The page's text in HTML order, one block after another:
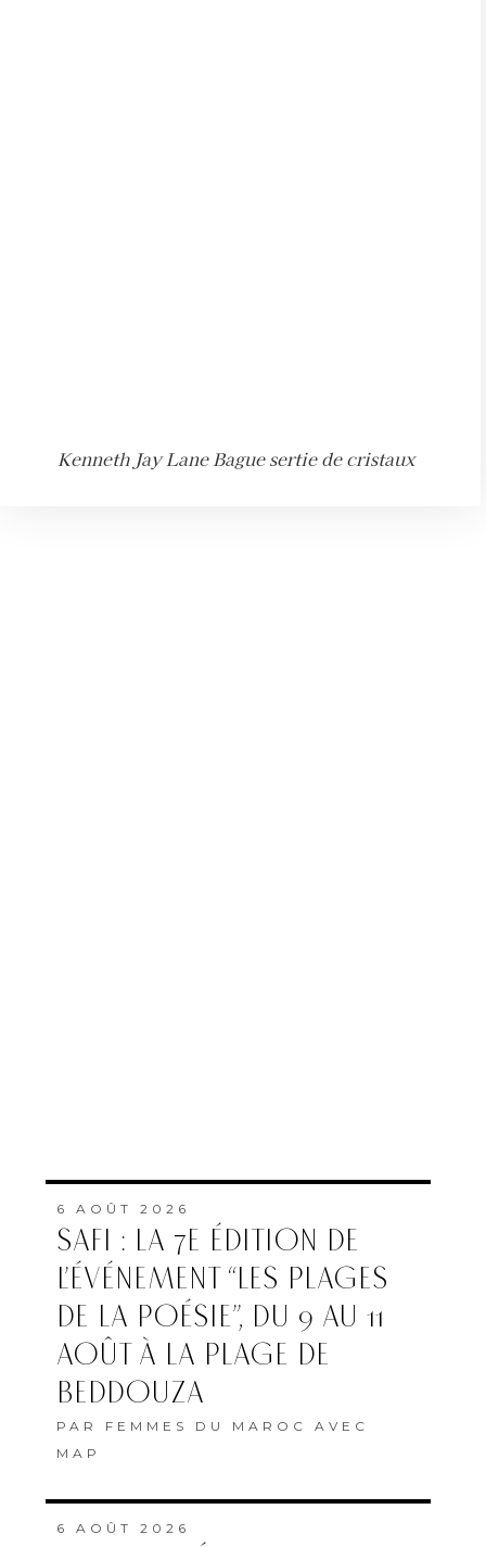
Kenneth Jay Lane Bague sertie de cristaux
6 AOÛT 2026
SAFI : LA 7E ÉDITION DE
L’ÉVÉNEMENT “LES PLAGES
DE LA POÉSIE”, DU 9 AU 11
AOÛT À LA PLAGE DE
BEDDOUZA
PAR FEMMES DU MAROC AVEC
MAP
6 AOÛT 2026